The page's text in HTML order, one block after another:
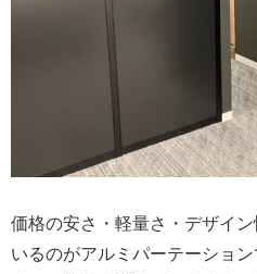
価格の安さ・軽量さ・デザイ
いるのがアルミパーテーショ